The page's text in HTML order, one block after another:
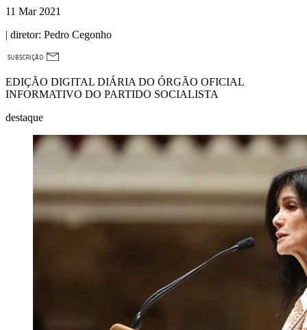
11 Mar 2021
| diretor: Pedro Cegonho
EDIÇÃO DIGITAL DIÁRIA DO ÓRGÃO OFICIAL
INFORMATIVO DO PARTIDO SOCIALISTA
destaque